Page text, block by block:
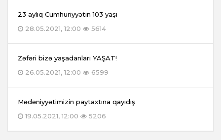
23 aylıq Cümhuriyyətin 103 yaşı
28.05.2021, 12:00
5614
Zəfəri bizə yaşadanları YAŞAT!
26.05.2021, 12:00
6599
Mədəniyyətimizin paytaxtına qayıdış
19.05.2021, 12:00
5206